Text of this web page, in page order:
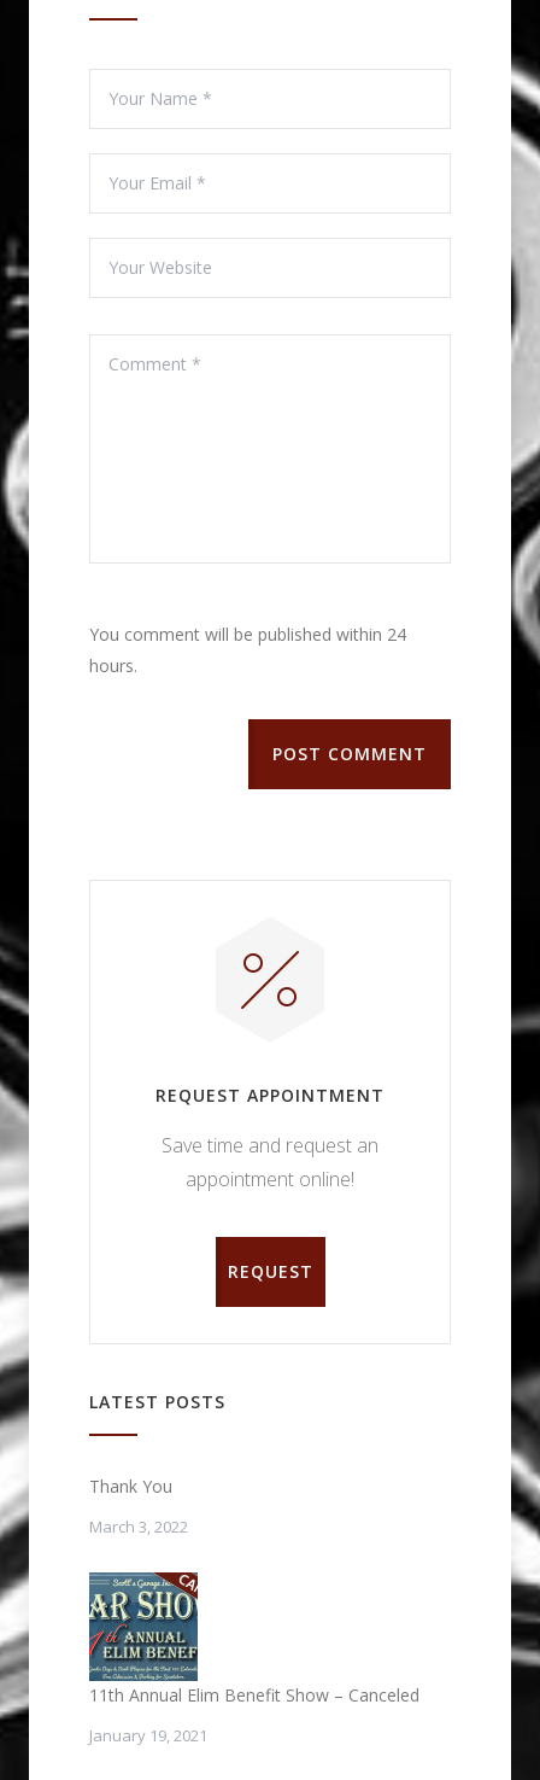
You comment will be published within 24
hours.
POST COMMENT
REQUEST APPOINTMENT
Save time and request an
appointment online!
REQUEST
LATEST POSTS
Thank You
March 3, 2022
11th Annual Elim Benefit Show – Canceled
January 19, 2021